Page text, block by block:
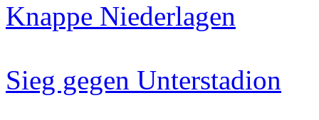
Knappe Niederlagen
Sieg gegen Unterstadion